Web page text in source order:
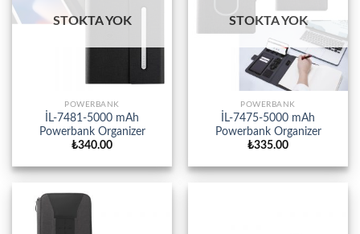
STOKTA YOK
POWERBANK
İL-7481-5000 mAh
Powerbank Organizer
₺340.00
STOKTA YOK
POWERBANK
İL-7475-5000 mAh
Powerbank Organizer
₺335.00